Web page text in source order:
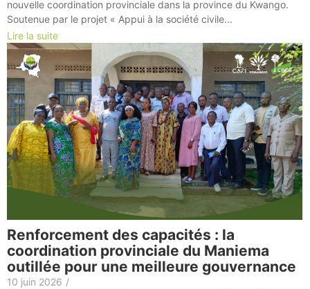
nouvelle coordination provinciale dans la province du Kwango.
Soutenue par le projet « Appui à la société civile...
Lire la suite
Renforcement des capacités : la
coordination provinciale du Maniema
outillée pour une meilleure gouvernance
10 juin 2026 /